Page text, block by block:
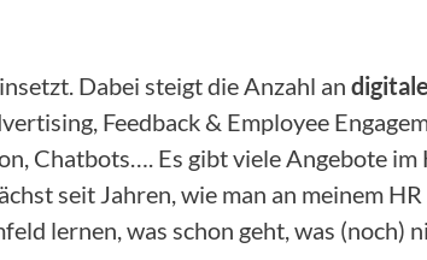
Dabei steigt die Anzahl an
Feedback & Employee
Chatbots…. Es gibt viele Angebote im
seit Jahren, wie man an meinem
lernen, was schon geht, was (noch)